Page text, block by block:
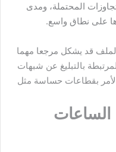
المحتملة، ومدى
على نطاق واسع.
قد يشكل مرجعا مهما
بالتبليغ عن شبهات
بقطاعات حساسة مثل